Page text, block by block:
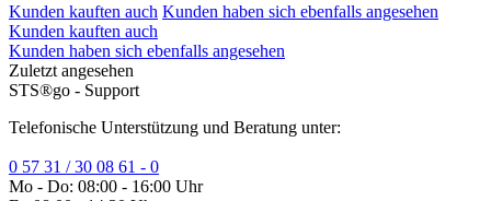
Kunden kauften auch Kunden haben sich ebenfalls angesehen
Kunden kauften auch
Kunden haben sich ebenfalls angesehen
Zuletzt angesehen
STS®go - Support
Telefonische Unterstützung und Beratung unter:
0 57 31 / 30 08 61 - 0
Mo - Do: 08:00 - 16:00 Uhr